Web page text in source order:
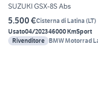
SUZUKI GSX-8S Abs
5.500 €Cisterna di Latina (LT)
Usato04/202346000 KmSport
Rivenditore BMW Motorrad